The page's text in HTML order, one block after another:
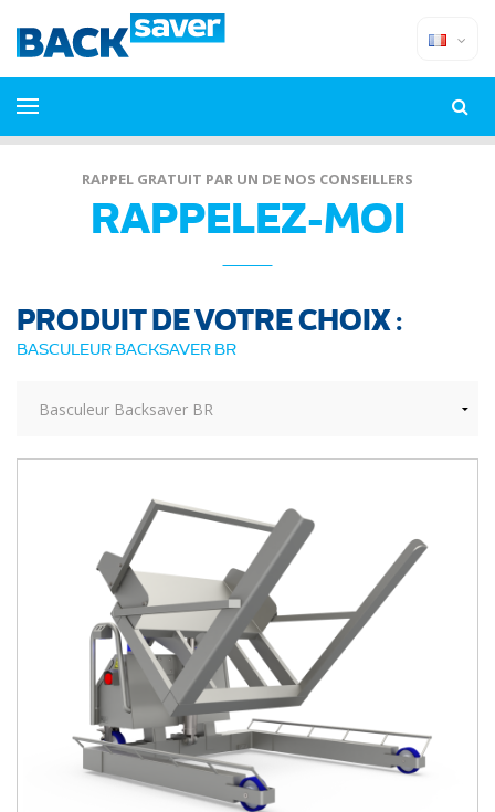
RAPPEL GRATUIT PAR UN DE NOS CONSEILLERS
RAPPELEZ-MOI
PRODUIT DE VOTRE CHOIX :
BASCULEUR BACKSAVER BR